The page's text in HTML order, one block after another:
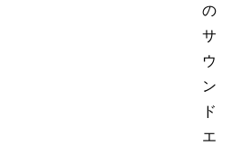
の
サ
ウ
ン
ド
エ